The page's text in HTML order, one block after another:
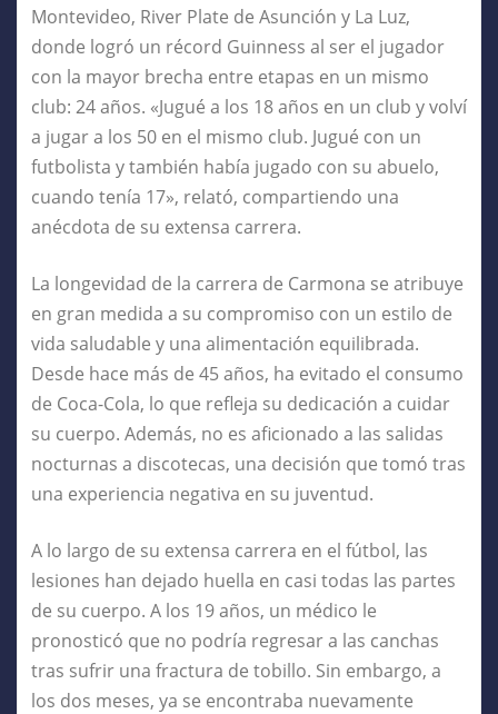
Montevideo, River Plate de Asunción y La Luz,
donde logró un récord Guinness al ser el jugador
con la mayor brecha entre etapas en un mismo
club: 24 años. «Jugué a los 18 años en un club y volví
a jugar a los 50 en el mismo club. Jugué con un
futbolista y también había jugado con su abuelo,
cuando tenía 17», relató, compartiendo una
anécdota de su extensa carrera.
La longevidad de la carrera de Carmona se atribuye
en gran medida a su compromiso con un estilo de
vida saludable y una alimentación equilibrada.
Desde hace más de 45 años, ha evitado el consumo
de Coca-Cola, lo que refleja su dedicación a cuidar
su cuerpo. Además, no es aficionado a las salidas
nocturnas a discotecas, una decisión que tomó tras
una experiencia negativa en su juventud.
A lo largo de su extensa carrera en el fútbol, las
lesiones han dejado huella en casi todas las partes
de su cuerpo. A los 19 años, un médico le
pronosticó que no podría regresar a las canchas
tras sufrir una fractura de tobillo. Sin embargo, a
los dos meses, ya se encontraba nuevamente